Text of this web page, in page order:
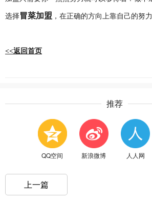
选择冒菜加盟 ，在正确的方向上靠自己的努
<<返回首页
推荐
QQ空间 新浪微博 人人网
上一篇